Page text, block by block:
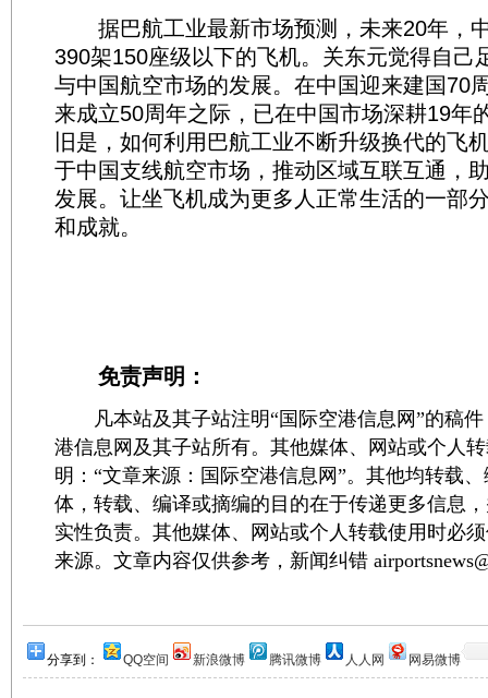
据巴航工业最新市场预测，未来20年，
390架150座级以下的飞机。关东元觉得自己
与中国航空市场的发展。在中国迎来建国70
来成立50周年之际，已在中国市场深耕19年
旧是，如何利用巴航工业不断升级换代的飞
于中国支线航空市场，推动区域互联互通，
发展。让坐飞机成为更多人正常生活的一部
和成就。
免责声明：
凡本站及其子站注明“国际空港信息网”的稿件
港信息网及其子站所有。其他媒体、网站或个人
明：“文章来源：国际空港信息网”。其他均转载
体，转载、编译或摘编的目的在于传递更多信息
实性负责。其他媒体、网站或个人转载使用时必
来源。文章内容仅供参考，新闻纠错
分享到： QQ空间 新浪微博 腾讯微博 人人网 网易微博